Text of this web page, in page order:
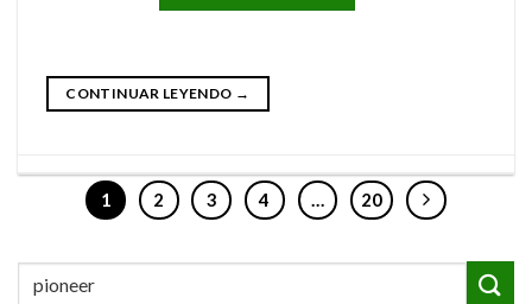
CONTINUAR LEYENDO →
1 2 3 4 … 20